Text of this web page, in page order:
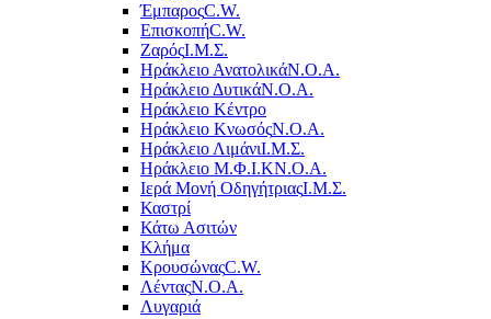
ΈμπαροςC.W.
ΕπισκοπήC.W.
ΖαρόςΙ.Μ.Σ.
Ηράκλειο ΑνατολικάΝ.Ο.Α.
Ηράκλειο ΔυτικάΝ.Ο.Α.
Ηράκλειο Κέντρο
Ηράκλειο ΚνωσόςΝ.Ο.Α.
Ηράκλειο ΛιμάνιΙ.Μ.Σ.
Ηράκλειο Μ.Φ.Ι.ΚΝ.Ο.Α.
Ιερά Μονή ΟδηγήτριαςΙ.Μ.Σ.
Καστρί
Κάτω Ασιτών
Κλήμα
ΚρουσώναςC.W.
ΛένταςΝ.Ο.Α.
Λυγαριά